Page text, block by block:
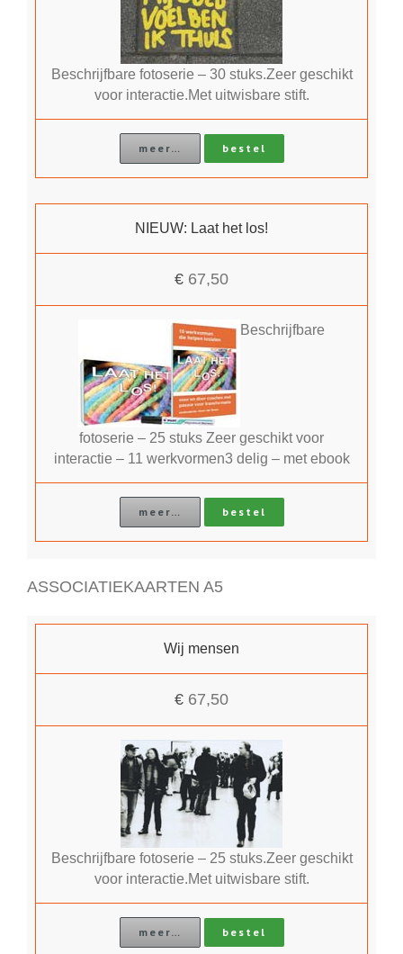
Beschrijfbare fotoserie – 30 stuks.Zeer geschikt
voor interactie.Met uitwisbare stift.
meer… bestel
NIEUW: Laat het los!
€ 67,50
Beschrijfbare
fotoserie – 25 stuks Zeer geschikt voor
interactie – 11 werkvormen3 delig – met ebook
meer… bestel
ASSOCIATIEKAARTEN A5
Wij mensen
€ 67,50
Beschrijfbare fotoserie – 25 stuks.Zeer geschikt
voor interactie.Met uitwisbare stift.
meer… bestel